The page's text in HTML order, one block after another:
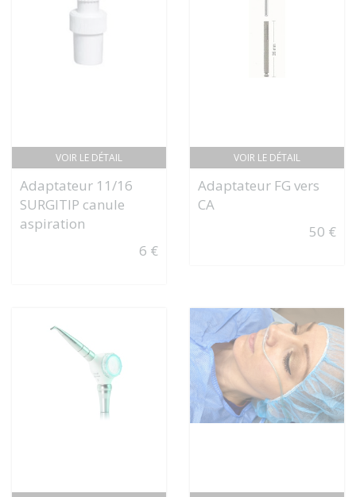
VOIR LE DÉTAIL
Adaptateur 11/16
SURGITIP canule
aspiration
6 €
VOIR LE DÉTAIL
Adaptateur FG vers
CA
50 €